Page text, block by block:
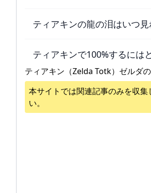
ティアキンの龍の泪はいつ見
ティアキンで100%するには
ティアキン（Zelda Totk）ゼルダ
本サイトでは関連記事のみを収集
い。